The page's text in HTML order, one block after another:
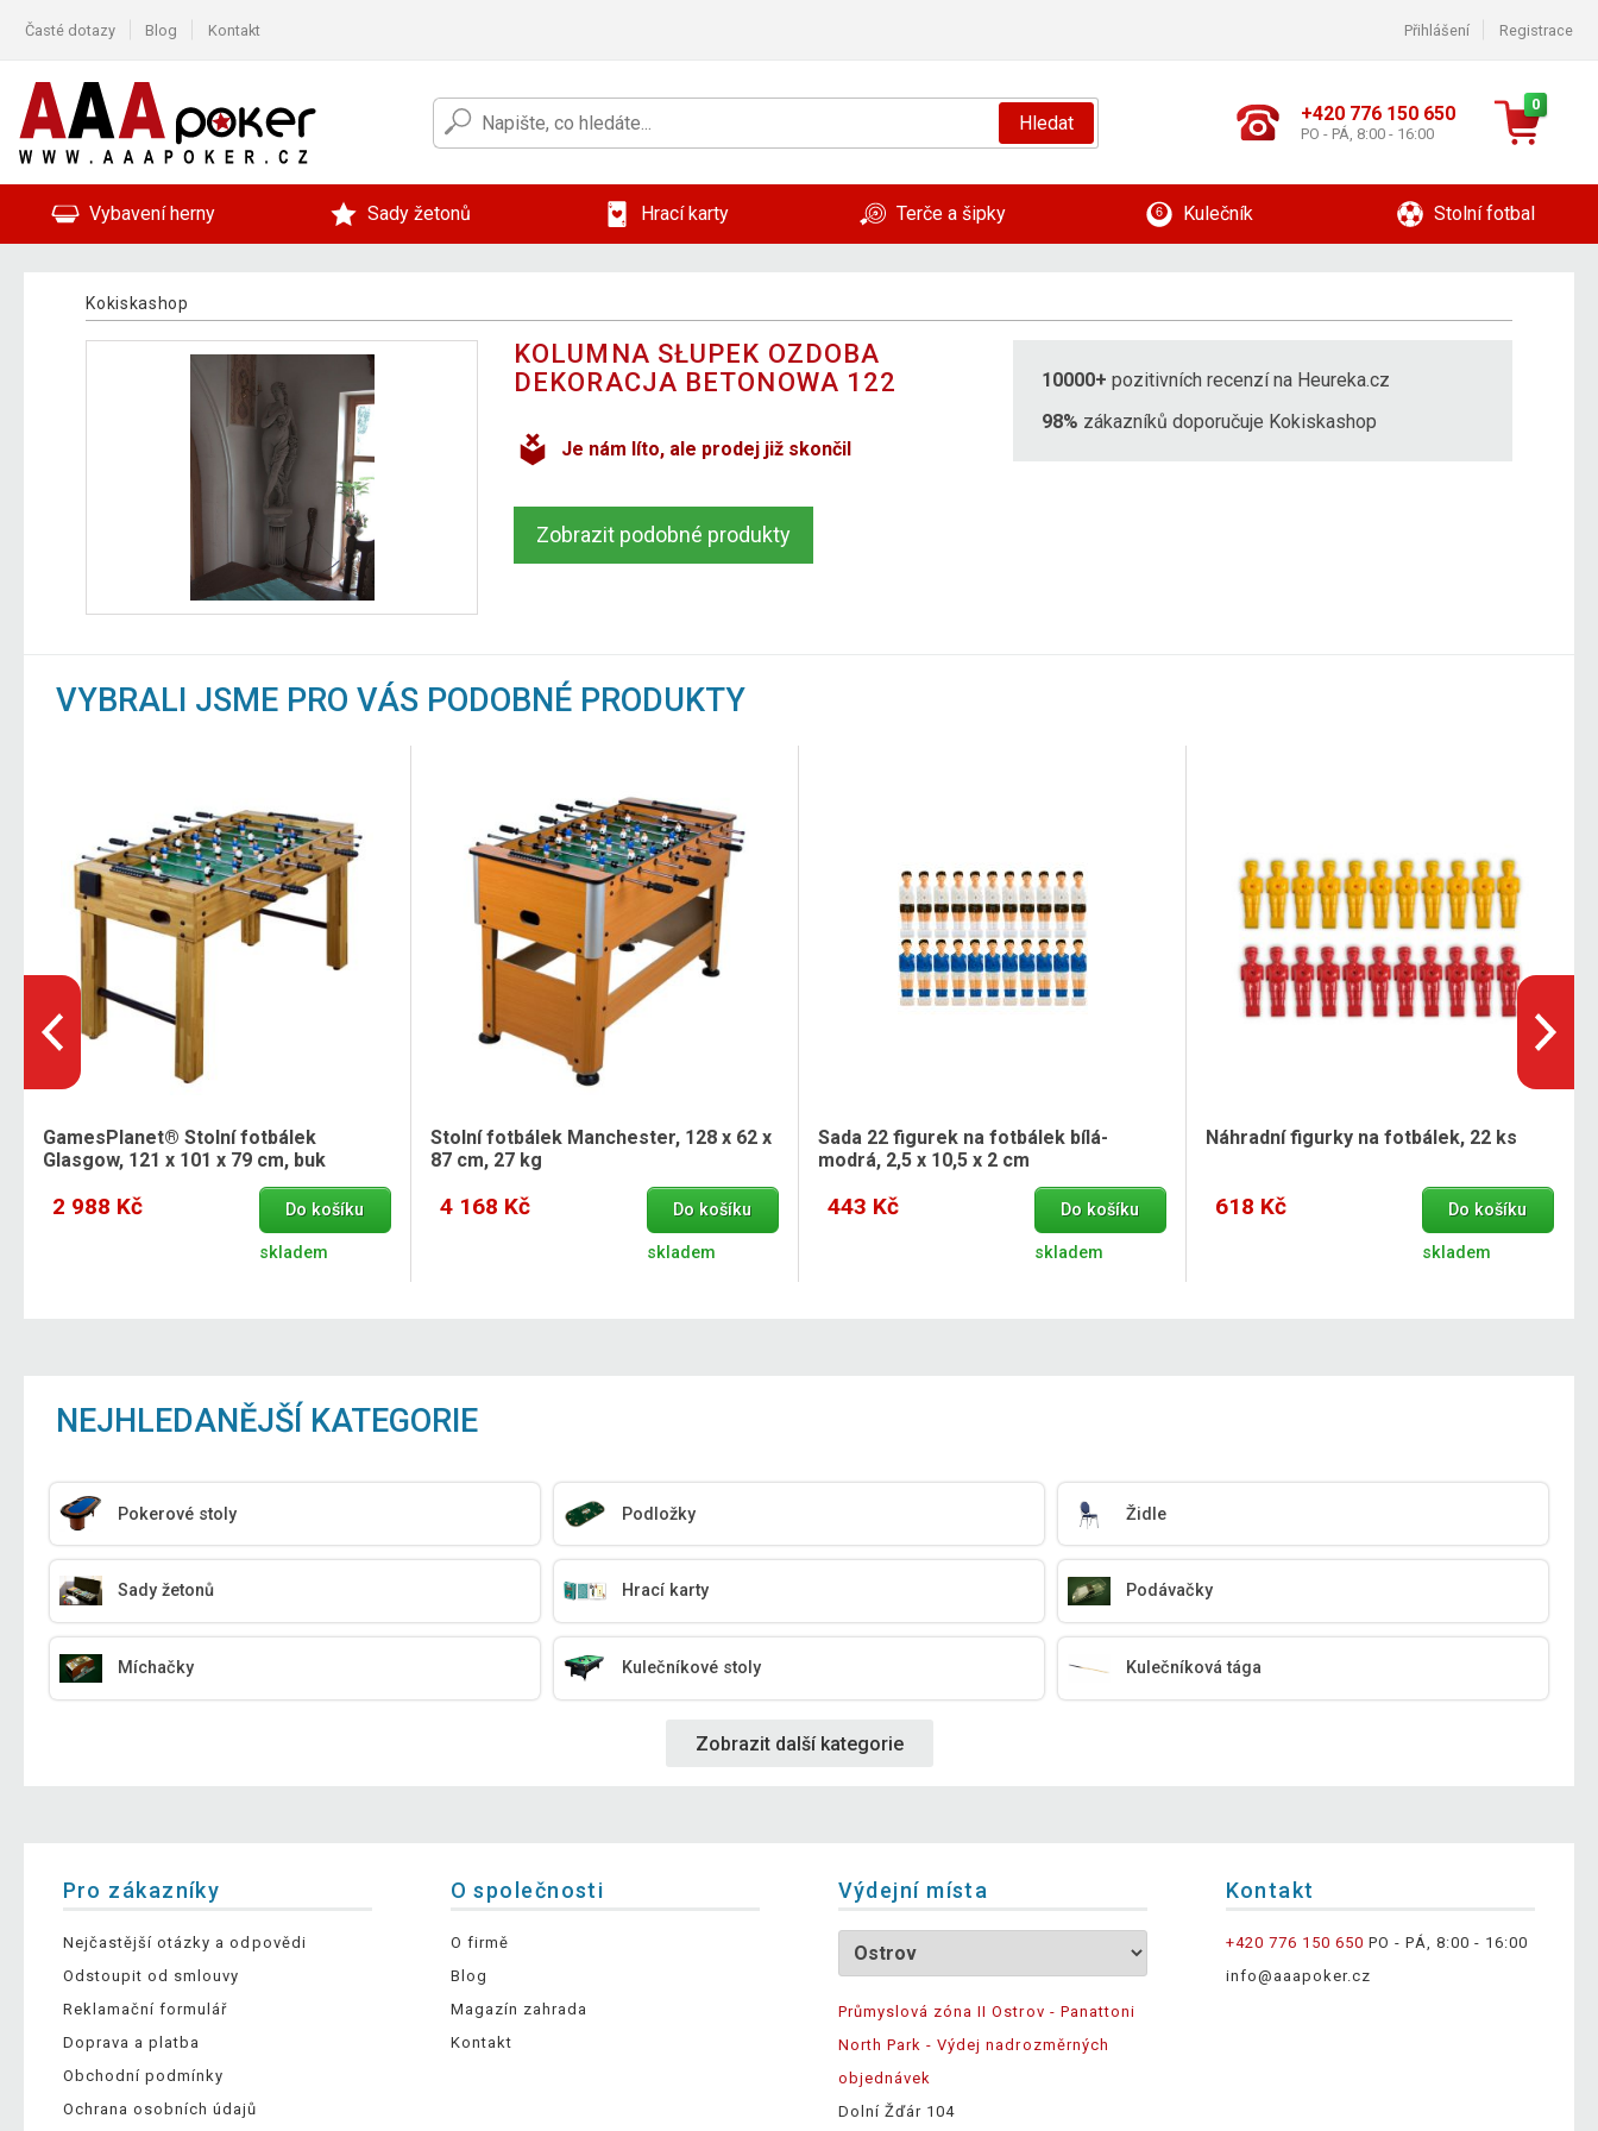
Časté dotazy Blog Kontakt Přihlášení Registrace
Hledat +420 776 150 650
PO - PÁ, 8:00 - 16:00
0
Vybavení herny Sady žetonů Hrací karty Terče a šipky Kulečník Stolní fotbal
Kokiskashop
KOLUMNA SŁUPEK OZDOBA
DEKORACJA BETONOWA 122
Je nám líto, ale prodej již skončil
Zobrazit podobné produkty
10000+ pozitivních recenzí na Heureka.cz
98% zákazníků doporučuje Kokiskashop
VYBRALI JSME PRO VÁS PODOBNÉ PRODUKTY
GamesPlanet® Stolní fotbálek
Glasgow, 121 x 101 x 79 cm, buk
2 988 Kč Do košíku
skladem
Stolní fotbálek Manchester, 128 x 62 x
87 cm, 27 kg
4 168 Kč Do košíku
skladem
Sada 22 figurek na fotbálek bílá-
modrá, 2,5 x 10,5 x 2 cm
443 Kč Do košíku
skladem
Náhradní figurky na fotbálek, 22 ks
618 Kč Do košíku
skladem
NEJHLEDANĚJŠÍ KATEGORIE
Pokerové stoly Podložky Židle
Sady žetonů Hrací karty Podávačky
Míchačky Kulečníkové stoly Kulečníková tága
Zobrazit další kategorie
Pro zákazníky
Nejčastější otázky a odpovědi
Odstoupit od smlouvy
Reklamační formulář
Doprava a platba
Obchodní podmínky
Ochrana osobních údajů
O společnosti
O firmě
Blog
Magazín zahrada
Kontakt
Výdejní místa
Průmyslová zóna II Ostrov - Panattoni
North Park - Výdej nadrozměrných
objednávek
Dolní Žďár 104
Kontakt
+420 776 150 650 PO - PÁ, 8:00 - 16:00
info@aaapoker.cz